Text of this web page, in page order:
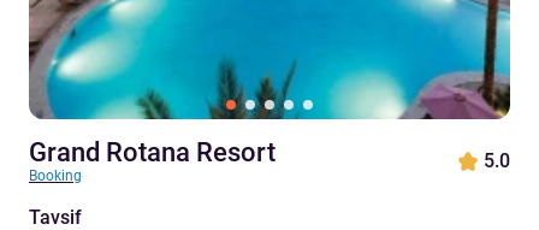
Grand Rotana Resort
Booking
5.0
Tavsif